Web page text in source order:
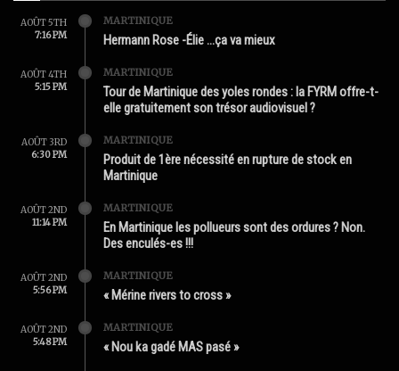
AOÛT 5TH
7:16 PM
MARTINIQUE
Hermann Rose -Élie …ça va mieux
AOÛT 4TH
5:15 PM
MARTINIQUE
Tour de Martinique des yoles rondes : la FYRM offre-t-
elle gratuitement son trésor audiovisuel ?
AOÛT 3RD
6:30 PM
MARTINIQUE
Produit de 1ère nécessité en rupture de stock en
Martinique
AOÛT 2ND
11:14 PM
MARTINIQUE
En Martinique les pollueurs sont des ordures ? Non.
Des enculés-es !!!
AOÛT 2ND
5:56 PM
MARTINIQUE
« Mérine rivers to cross »
AOÛT 2ND
5:48 PM
MARTINIQUE
« Nou ka gadé MAS pasé »